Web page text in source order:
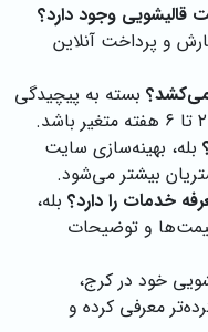
و پرداخت آنلاین
بسته به پیچیدگی
بله، بهینه‌سازی سایت
بیشتر می‌شود.
بله،
و توضیحات
خود در کرج،
معرفی کرده و